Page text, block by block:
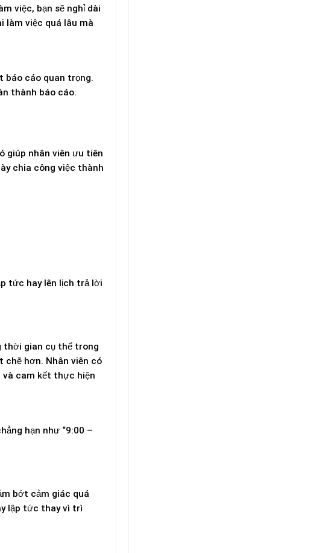
việc, bạn sẽ nghỉ dài
làm việc quá lâu mà
báo cáo quan trọng.
thành báo cáo.
giúp nhân viên ưu tiên
chia công việc thành
tức hay lên lịch trả lời
thời gian cụ thể trong
chẽ hơn. Nhân viên có
và cam kết thực hiện
hạn như “9:00 –
bớt cảm giác quá
lập tức thay vì trì